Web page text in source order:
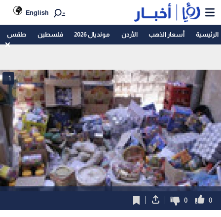
English
الرئيسية أسعار الذهب الأردن مونديال 2026 فلسطين طقس
1
0
0